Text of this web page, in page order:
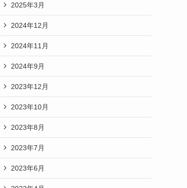
2025年3月
2024年12月
2024年11月
2024年9月
2023年12月
2023年10月
2023年8月
2023年7月
2023年6月